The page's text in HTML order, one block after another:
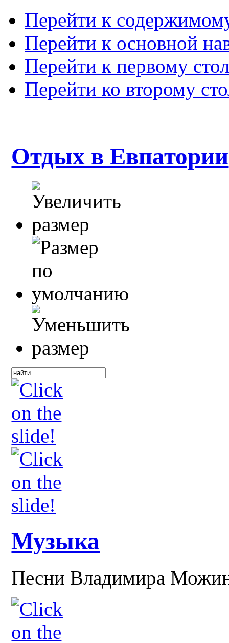
Перейти к
Перейти к основной
Перейти к первому
Перейти ко второму
Отдых в Евпатории
Музыка
Песни Владимира